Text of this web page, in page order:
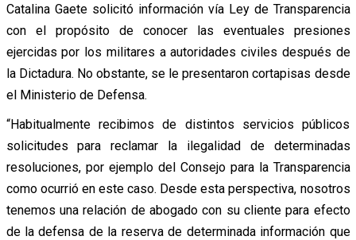
Catalina Gaete solicitó información vía Ley de Transparencia
con el propósito de conocer las eventuales presiones
ejercidas por los militares a autoridades civiles después de
la Dictadura. No obstante, se le presentaron cortapisas desde
el Ministerio de Defensa.
“Habitualmente recibimos de distintos servicios públicos
solicitudes para reclamar la ilegalidad de determinadas
resoluciones, por ejemplo del Consejo para la Transparencia
como ocurrió en este caso. Desde esta perspectiva, nosotros
tenemos una relación de abogado con su cliente para efecto
de la defensa de la reserva de determinada información que